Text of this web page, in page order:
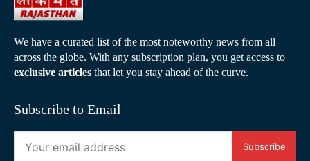
We have a curated list of the most noteworthy news from all
across the globe. With any subscription plan, you get access to
exclusive articles that let you stay ahead of the curve.
Subscribe to Email
Subscribe